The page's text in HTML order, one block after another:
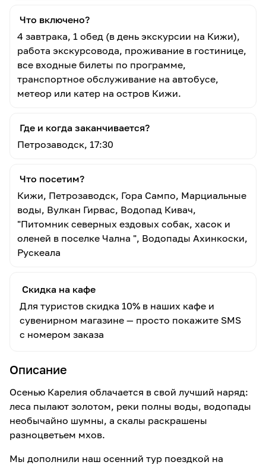
Что включено?
4 завтрака, 1 обед (в день экскурсии на Кижи),
работа экскурсовода, проживание в гостинице,
все входные билеты по программе,
транспортное обслуживание на автобусе,
метеор или катер на остров Кижи.
Где и когда заканчивается?
Петрозаводск, 17:30
Что посетим?
Кижи, Петрозаводск, Гора Сампо, Марциальные
воды, Вулкан Гирвас, Водопад Кивач,
"Питомник северных ездовых собак, хасок и
оленей в поселке Чална ", Водопады Ахинкоски,
Рускеала
Скидка на кафе
Для туристов скидка 10% в наших кафе и
сувенирном магазине — просто покажите SMS
с номером заказа
Описание
Осенью Карелия облачается в свой лучший наряд:
леса пылают золотом, реки полны воды, водопады
необычайно шумны, а скалы раскрашены
разноцветьем мхов.
Мы дополнили наш осенний тур поездкой на